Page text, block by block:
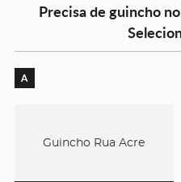
Precisa de guincho
A
Guincho Rua Acre